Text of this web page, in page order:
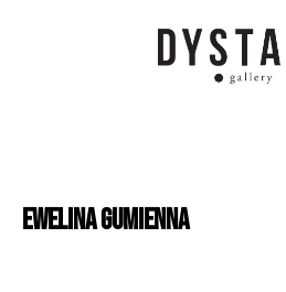
EwelinaGumienna